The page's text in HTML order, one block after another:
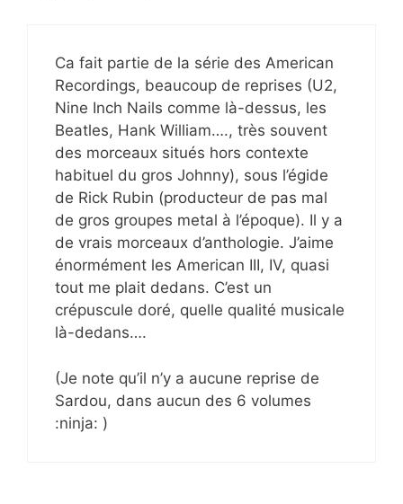
Ca fait partie de la série des American
Recordings, beaucoup de reprises (U2,
Nine Inch Nails comme là-dessus, les
Beatles, Hank William…., très souvent
des morceaux situés hors contexte
habituel du gros Johnny), sous l’égide
de Rick Rubin (producteur de pas mal
de gros groupes metal à l’époque). Il y a
de vrais morceaux d’anthologie. J’aime
énormément les American III, IV, quasi
tout me plait dedans. C’est un
crépuscule doré, quelle qualité musicale
là-dedans….
(Je note qu’il n’y a aucune reprise de
Sardou, dans aucun des 6 volumes
:ninja: )